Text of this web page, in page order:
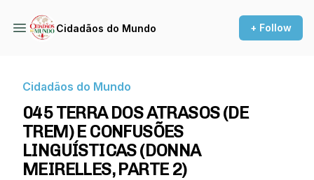
Cidadãos do Mundo + Follow
Cidadãos do Mundo
045 TERRA DOS ATRASOS (DE
TREM) E CONFUSÕES
LINGUÍSTICAS (DONNA
MEIRELLES, PARTE 2)